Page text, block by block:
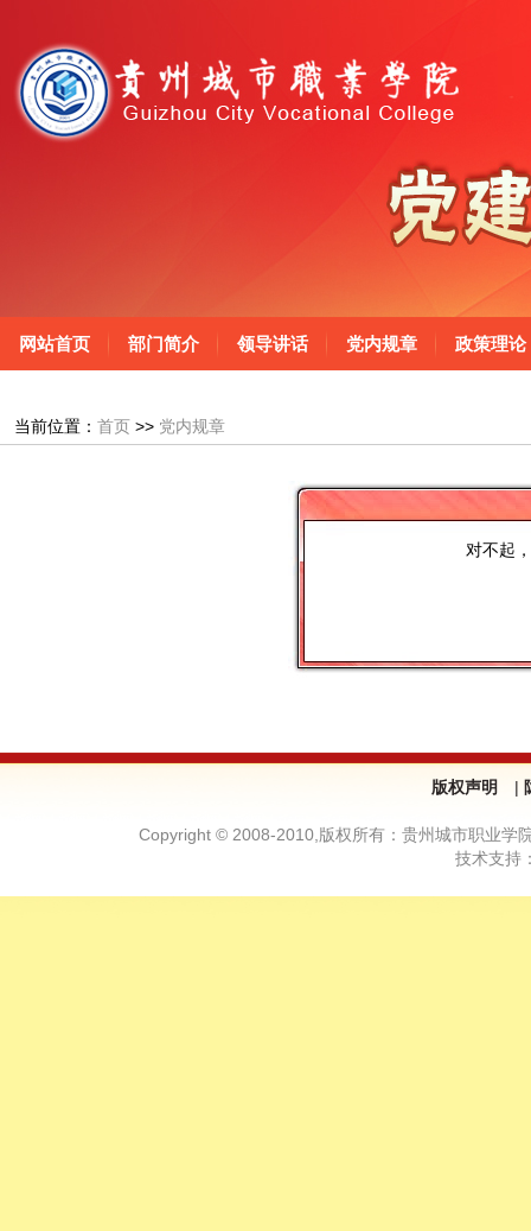
网站首页 部门简介 领导讲话 党内规章 政策理论
当前位置： 首页 >> 党内规章
对不起
版权声明 |
Copyright © 2008-2010,版权所有：贵州城市职业
技术支持